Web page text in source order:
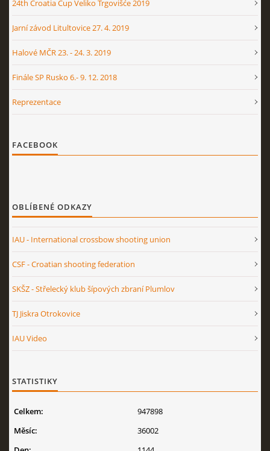
24th Croatia Cup Veliko Trgovišće 2019
Jarní závod Litultovice 27. 4. 2019
Halové MČR 23. - 24. 3. 2019
Finále SP Rusko 6.- 9. 12. 2018
Reprezentace
FACEBOOK
OBLÍBENÉ ODKAZY
IAU - International crossbow shooting union
CSF - Croatian shooting federation
SKŠZ - Střelecký klub šípových zbraní Plumlov
TJ Jiskra Otrokovice
IAU Video
STATISTIKY
Celkem:
947898
Měsíc:
36002